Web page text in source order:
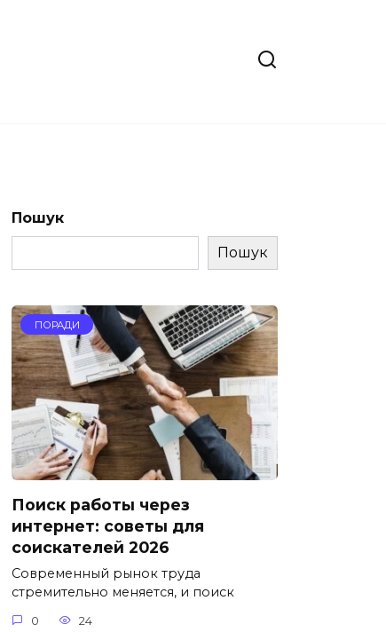
Пошук
Пошук
ПОРАДИ
Поиск работы через
интернет: советы для
соискателей 2026
Современный рынок труда
стремительно меняется, и поиск
0 24